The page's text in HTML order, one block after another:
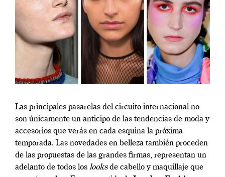
Las principales pasarelas del circuito internacional no
son únicamente un anticipo de las tendencias de moda y
accesorios que verás en cada esquina la próxima
temporada. Las novedades en belleza también proceden
de las propuestas de las grandes firmas, representan un
adelanto de todos los looksde cabello y maquillaje que